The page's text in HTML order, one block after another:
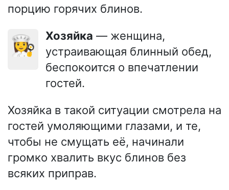
порцию горячих блинов.
👩‍🍳 Хозяйка — женщина,
устраивающая блинный обед,
беспокоится о впечатлении
гостей.
Хозяйка в такой ситуации смотрела на
гостей умоляющими глазами, и те,
чтобы не смущать её, начинали
громко хвалить вкус блинов без
всяких приправ.